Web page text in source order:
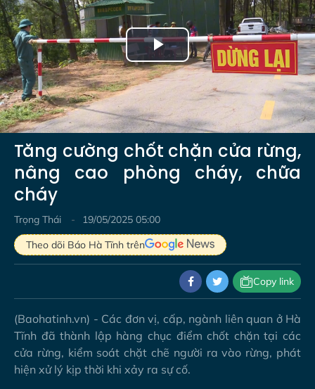
Play
Video
Tăng cường chốt chặn cửa rừng,
nâng cao phòng cháy, chữa
cháy
Trọng Thái
19/05/2025 05:00
Theo dõi Báo Hà Tĩnh trên
Copy link
(Baohatinh.vn) - Các đơn vị, cấp, ngành liên quan ở Hà
Tĩnh đã thành lập hàng chục điểm chốt chặn tại các
cửa rừng, kiểm soát chặt chẽ người ra vào rừng, phát
hiện xử lý kịp thời khi xảy ra sự cố.